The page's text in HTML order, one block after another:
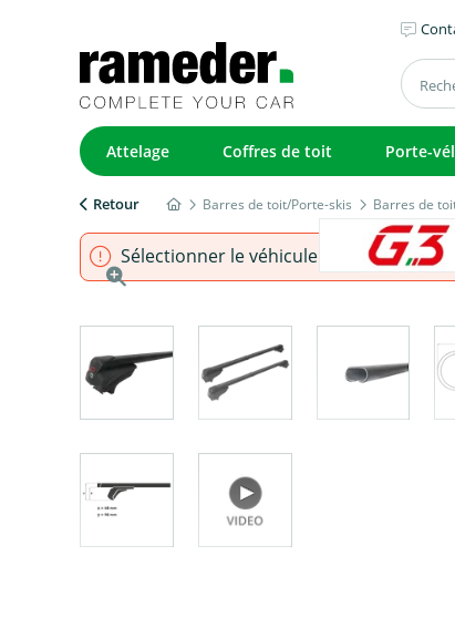
Attelage Coffres de toit Porte-
Retour Barres de toit/Porte-skis Barres de
Sélectionner le véhicule pour s'assurer